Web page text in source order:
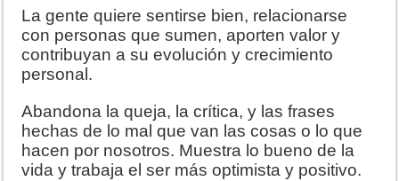
La gente quiere sentirse bien, relacionarse
con personas que sumen, aporten valor y
contribuyan a su evolución y crecimiento
personal.
Abandona la queja, la crítica, y las frases
hechas de lo mal que van las cosas o lo que
hacen por nosotros. Muestra lo bueno de la
vida y trabaja el ser más optimista y positivo.